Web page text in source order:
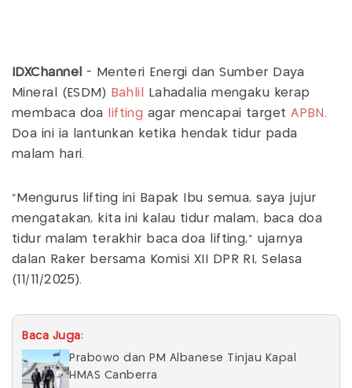
IDXChannel
- Menteri Energi dan Sumber Daya
Mineral (ESDM) Bahlil
Lahadalia mengaku kerap
membaca doa
lifting agar mencapai targetAPBN .
Doa ini ia lantunkan ketika hendak tidur pada
malam hari.
"Mengurus lifting ini Bapak Ibu semua, saya jujur
mengatakan, kita ini kalau tidur malam, baca doa
tidur malam terakhir baca doa lifting," ujarnya
dalan Raker bersama Komisi XII DPR RI, Selasa
(11/11/2025).
Baca Juga:
Prabowo dan PM Albanese Tinjau Kapal
HMAS Canberra